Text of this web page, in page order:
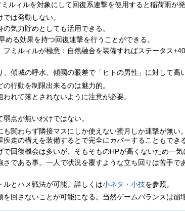
ルィルを対象にして回復系連撃を使用すると稲荷雨が発
は発動しない。
気力貯めとしても活用できる。
める効果を持つ回復連撃を行うことができる。
ミルィルが極意：自然融合を装備すればステータス
傾城の呼水、傾國の眼差で「ヒトの男性」に対して高
行動を制限出来るのは魅力的。
れて落とされないように注意が必要。
点が無いわけではない。
関わらず隣接マスにしか使えない蜜月しか連撃が無い。
走の構えを装備するとで完全にカバーすることもでき
回復機会は多いが、そもそものHPが高くないため一気
である事。一人で状況を覆すような立ち回りは苦手で
ルとハメ戦法が可能。詳しくは小ネタ・小技を参照。
回さないことが可能になる。当然ゲームバランスは崩